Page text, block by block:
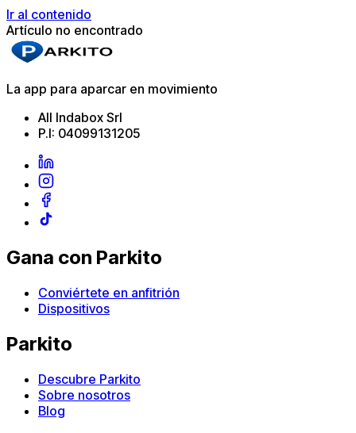
Ir al contenido
Artículo no encontrado
La app para aparcar en movimiento
All Indabox Srl
P.I: 04099131205
Gana con Parkito
Conviértete en anfitrión
Dispositivos
Parkito
Descubre Parkito
Sobre nosotros
Blog